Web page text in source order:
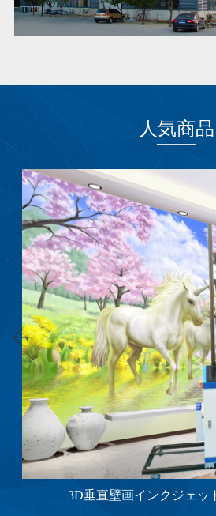
人気商品
3D垂直壁画インクジェッ